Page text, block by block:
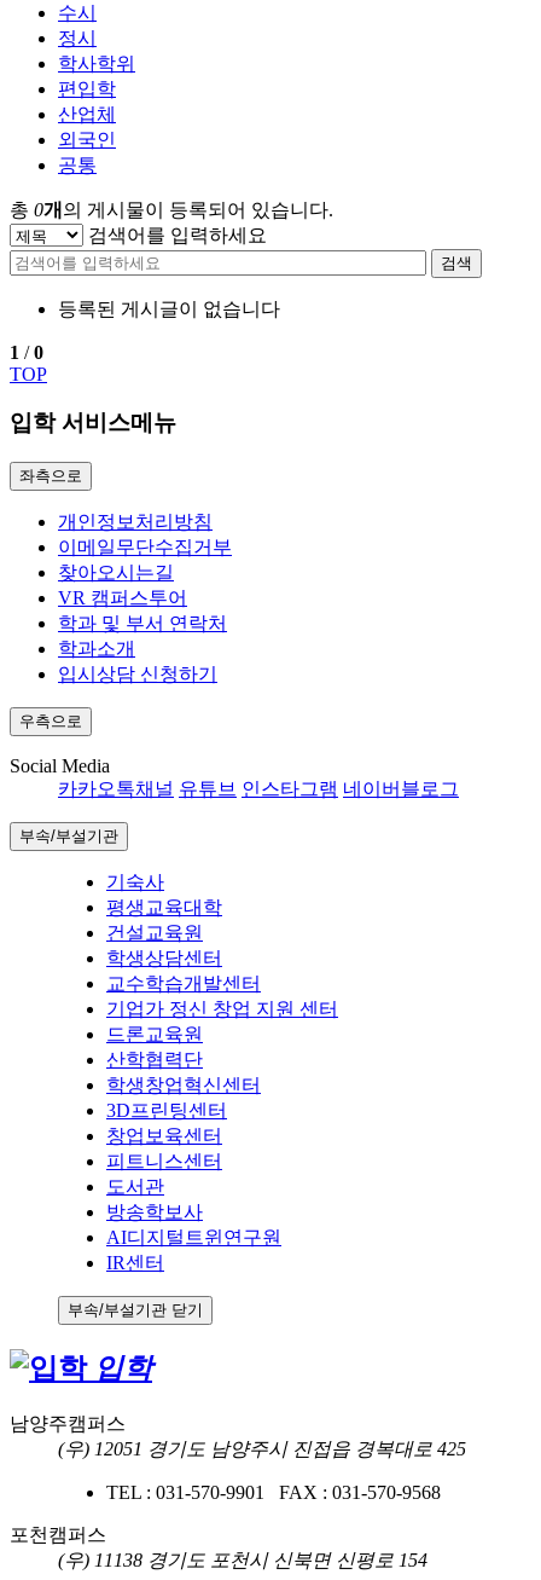
수시
정시
학사학위
편입학
산업체
외국인
공통
총 0개 의 게시물이 등록되어 있습니다.
검색어를 입력하세요
검색
등록된 게시글이 없습니다
1 /0
TOP
입학 서비스메뉴
좌측으로
개인정보처리방침
이메일무단수집거부
찾아오시는길
VR 캠퍼스투어
학과 및 부서 연락처
학과소개
입시상담 신청하기
우측으로
Social Media
카카오톡채널 유튜브 인스타그램 네이버블로그
부속/부설기관
기숙사
평생교육대학
건설교육원
학생상담센터
교수학습개발센터
기업가 정신 창업 지원 센터
드론교육원
산학협력단
학생창업혁신센터
3D프린팅센터
창업보육센터
피트니스센터
도서관
방송학보사
AI디지털트윈연구원
IR센터
부속/부설기관 닫기
입학
남양주캠퍼스
(우) 12051 경기도 남양주시 진접읍 경복대로 425
TEL : 031-570-9901 FAX : 031-570-9568
포천캠퍼스
(우) 11138 경기도 포천시 신북면 신평로 154